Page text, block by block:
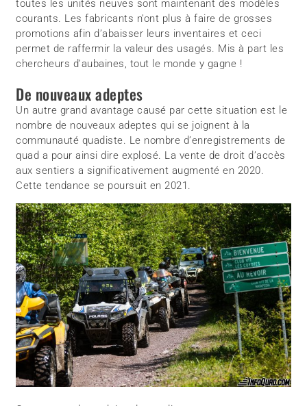
toutes les unités neuves sont maintenant des modèles
courants. Les fabricants n’ont plus à faire de grosses
promotions afin d’abaisser leurs inventaires et ceci
permet de raffermir la valeur des usagés. Mis à part les
chercheurs d’aubaines, tout le monde y gagne !
De nouveaux adeptes
Un autre grand avantage causé par cette situation est le
nombre de nouveaux adeptes qui se joignent à la
communauté quadiste. Le nombre d’enregistrements de
quad a pour ainsi dire explosé. La vente de droit d’accès
aux sentiers a significativement augmenté en 2020.
Cette tendance se poursuit en 2021.